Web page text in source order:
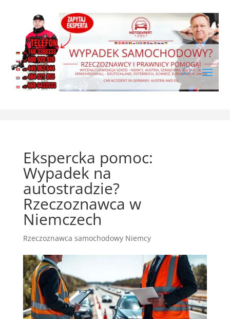
Ekspercka pomoc:
Wypadek na
autostradzie?
Rzeczoznawca w
Niemczech
Rzeczoznawca samochodowy Niemcy